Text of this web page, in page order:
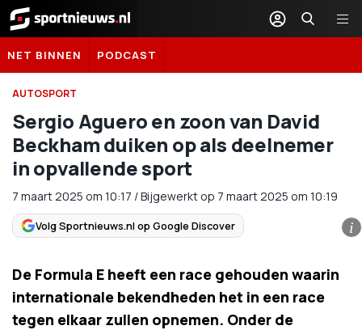
Sportnieuws.nl
NET BINNEN PODCAST
AUTOSPORT
Sergio Aguero en zoon van David
Beckham duiken op als deelnemer
in opvallende sport
7 maart 2025 om 10:17 /Bijgewerkt op 7 maart 2025 om 10:19
Volg Sportnieuws.nl op Google Discover i
De Formula E heeft een race gehouden waarin
internationale bekendheden het in een race
tegen elkaar zullen opnemen. Onder de